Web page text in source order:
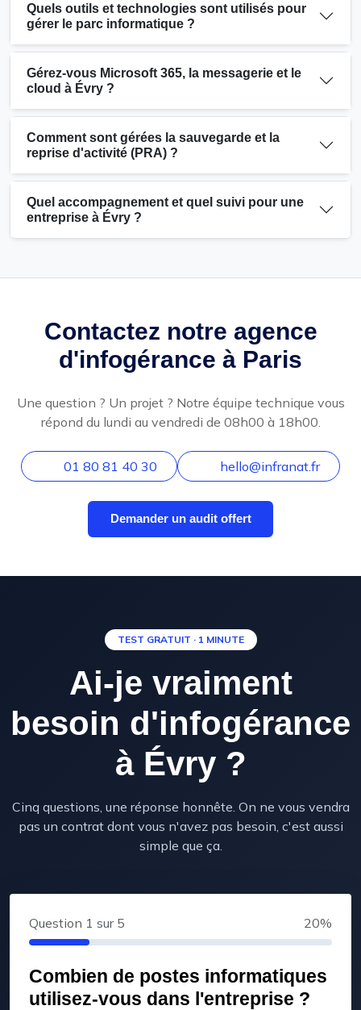
Quels outils et technologies sont utilisés pour
gérer le parc informatique ?
Gérez-vous Microsoft 365, la messagerie et le
cloud à Évry ?
Comment sont gérées la sauvegarde et la
reprise d'activité (PRA) ?
Quel accompagnement et quel suivi pour une
entreprise à Évry ?
Contactez notre agence
d'infogérance à Paris
Une question ? Un projet ? Notre équipe technique vous
répond du lundi au vendredi de 08h00 à 18h00.
01 80 81 40 30 hello@infranat.fr
Demander un audit offert
TEST GRATUIT · 1 MINUTE
Ai-je vraiment
besoin d'infogérance
à Évry ?
Cinq questions, une réponse honnête. On ne vous vendra
pas un contrat dont vous n'avez pas besoin, c'est aussi
simple que ça.
Question 1 sur 5 20%
Combien de postes informatiques
utilisez-vous dans l'entreprise ?